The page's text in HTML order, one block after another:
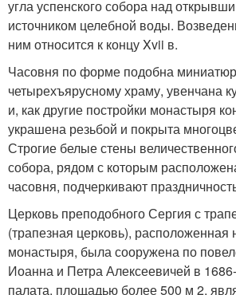
угла успенского собора над
источником целебной воды.
ним относится к концу Xvii в.
Часовня по форме подобна
четырехъярусному храму, увенчана
и, как другие постройки монастыря
украшена резьбой и покрыта
Строгие белые стены
собора, рядом с которым
часовня, подчеркивают
Церковь преподобного Сергия с
(трапезная церковь),
монастыря, была сооружена по
Иоанна и Петра Алексеевичей в
палата, площадью более 500 м 2,